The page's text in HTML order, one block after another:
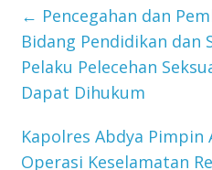
← Pencegahan dan
Bidang Pendidikan dan
Pelaku Pelecehan
Dapat Dihukum
Kapolres Abdya Pimpin
Operasi Keselamatan